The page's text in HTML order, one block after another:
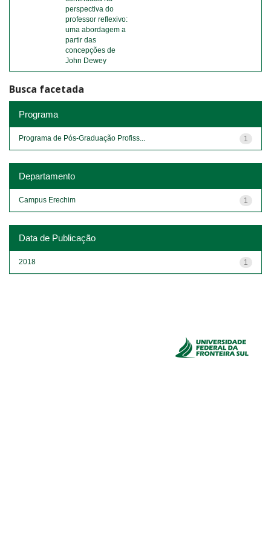
perspectiva do
professor reflexivo:
uma abordagem a
partir das
concepções de
John Dewey
Busca facetada
Programa
1
Programa de Pós-Graduação Profiss...
Departamento
1
Campus Erechim
Data de Publicação
1
2018